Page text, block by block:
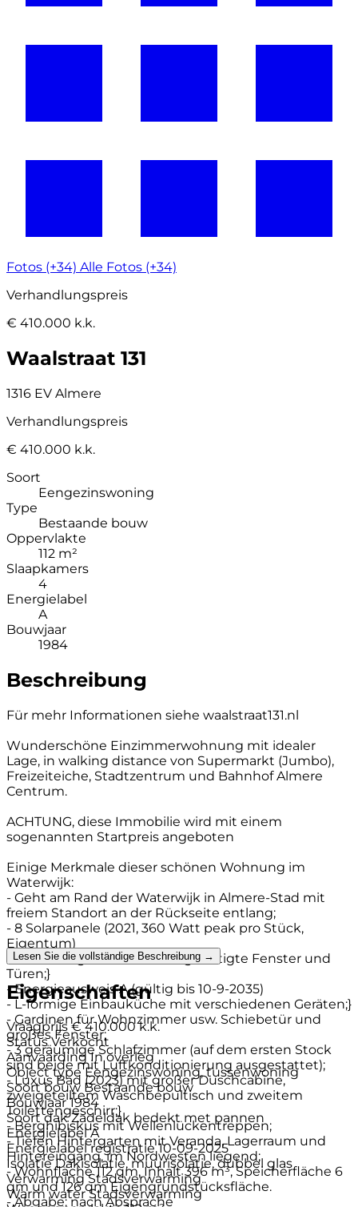
Fotos (+34) Alle Fotos (+34)
Verhandlungspreis
€ 410.000 k.k.
Waalstraat 131
1316 EV Almere
Verhandlungspreis
€ 410.000 k.k.
Soort
Eengezinswoning
Type
Bestaande bouw
Oppervlakte
112 m²
Slaapkamers
4
Energielabel
A
Bouwjaar
1984
Beschreibung
Für mehr Informationen siehe waalstraat131.nl
Wunderschöne Einzimmerwohnung mit idealer
Lage, in walking distance von Supermarkt (Jumbo),
Freizeiteiche, Stadtzentrum und Bahnhof Almere
Centrum.
ACHTUNG, diese Immobilie wird mit einem
sogenannten Startpreis angeboten
Einige Merkmale dieser schönen Wohnung im
Waterwijk:
- Geht am Rand der Waterwijk in Almere-Stad mit
freiem Standort an der Rückseite entlang;
- 8 Solarpanele (2021, 360 Watt peak pro Stück,
Eigentum)
- Vollständig aus Kunststoff gefertigte Fenster und
Türen;}
- Energieausweis A (gültig bis 10-9-2035)
- L-förmige Einbauküche mit verschiedenen Geräten;}
- Gardinen für Wohnzimmer usw. Schiebetür und
großes Fenster;
- 3 geräumige Schlafzimmer (auf dem ersten Stock
sind beide mit Luftkonditionierung ausgestattet);
- Luxus Bad (2023) mit großer Duschcabine,
zweigeteiltem Waschbepultisch und zweitem
Toilettengeschirr;}
- Berghibiskus mit Wellenlückentreppen;
- Tiefen Hintergarten mit Veranda, Lagerraum und
Hintereingang, im Nordwesten liegend;
- Wohnfläche 112 qm, Inhalt 396 m³, Speicherfläche 6
qm und 126 qm Eigengrundstücksfläche.
- Abgabe: nach Absprache
Lesen Sie die vollständige Beschreibung →
Eigenschaften
Vraagprijs € 410.000 k.k.
Status Verkocht
Aanvaarding In overleg
Object type Eengezinswoning, tussenwoning
Soort bouw Bestaande bouw
Bouwjaar 1984
Soort dak Zadeldak bedekt met pannen
Energielabel A
Energielabel registratie 10-09-2025
Isolatie Dakisolatie, muurisolatie, dubbel glas
Verwarming Stadsverwarming
Warm water Stadsverwarming